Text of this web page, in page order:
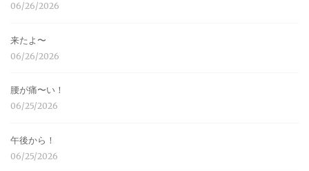
06/26/2026
来たよ〜
06/26/2026
腰が痛〜い！
06/25/2026
午後から！
06/25/2026